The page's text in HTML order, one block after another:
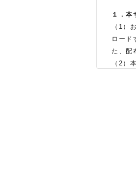
１．本
（1）
ロード
た、配
（2）
体の
（※）